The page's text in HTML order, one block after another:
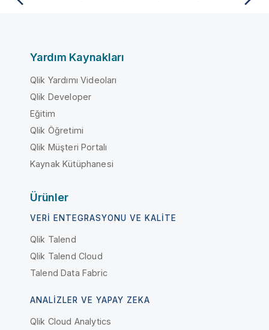
Yardım Kaynakları
Qlik Yardımı Videoları
Qlik Developer
Eğitim
Qlik Öğretimi
Qlik Müşteri Portalı
Kaynak Kütüphanesi
Ürünler
VERI ENTEGRASYONU VE KALITE
Qlik Talend
Qlik Talend Cloud
Talend Data Fabric
ANALIZLER VE YAPAY ZEKA
Qlik Cloud Analytics